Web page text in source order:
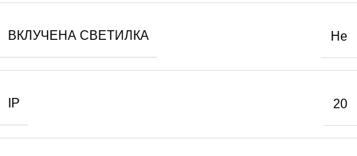
ВКЛУЧЕНА СВЕТИЛКА Не
IP 20